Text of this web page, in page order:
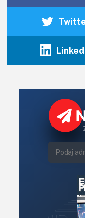
zostały połączone z
wyprowadzenia 2. W
toru
rezystancji wyjściowej
Bardzo dobrą
separację
schemat wygląda
2, ba! Jest wręcz
Wyprowadzenie 1
ponieważ
izolacji galwanicznej
Ten układ nie
go nawet zwiększyć